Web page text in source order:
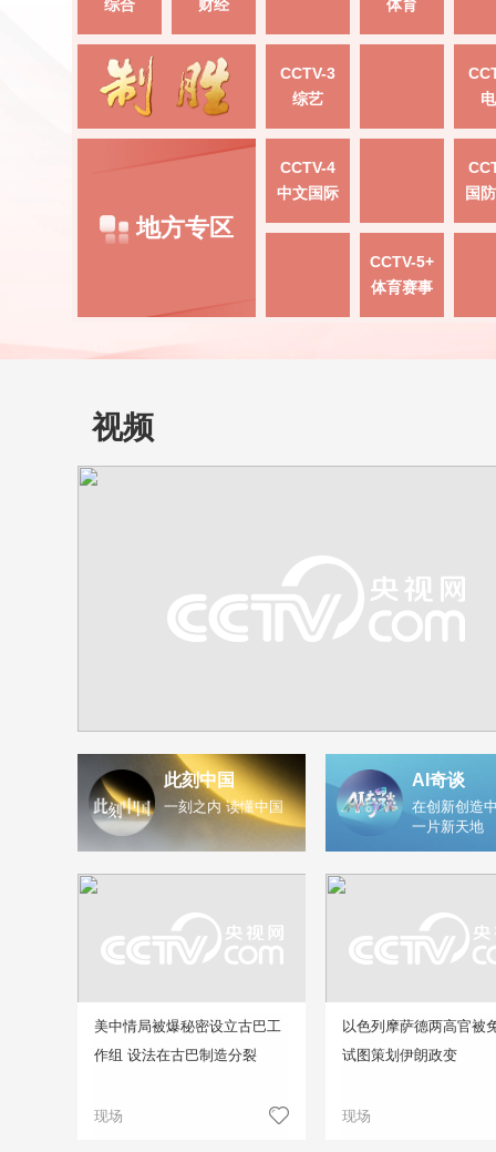
综合 财经 体育
CCTV-3
综艺
地方专区
CCTV-4
中文国际
国
CCTV-5+
体育赛事
视频
此刻中国
一刻之内 读懂中国
AI奇谈
在创新创造
一片新天地
美中情局被爆秘密设立古巴工
作组 设法在古巴制造分裂
现场
以色列摩萨德两高官被
试图策划伊朗政变
现场